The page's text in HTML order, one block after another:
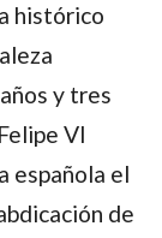
histórico
y tres
VI
española el
de